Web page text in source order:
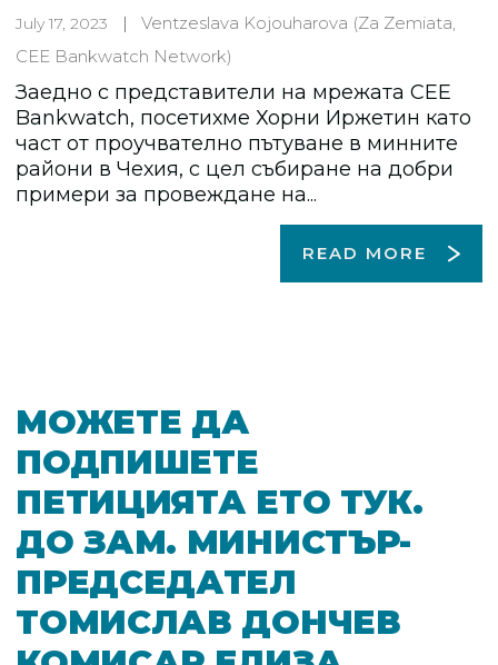
July 17, 2023 Ventzeslava Kojouharova (Za Zemiata,
CEE Bankwatch Network)
Заедно с представители на мрежата CEE
Bankwatch, посетихме Хорни Иржетин като
част от проучвателно пътуване в минните
райони в Чехия, с цел събиране на добри
примери за провеждане на...
READ MORE
МОЖЕТЕ ДА
ПОДПИШЕТЕ
ПЕТИЦИЯТА ЕТО ТУК.
ДО ЗАМ. МИНИСТЪР-
ПРЕДСЕДАТЕЛ
ТОМИСЛАВ ДОНЧЕВ